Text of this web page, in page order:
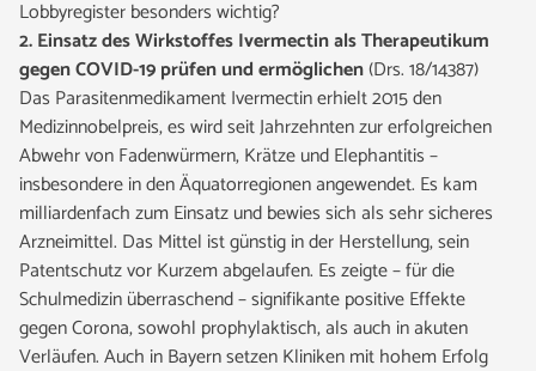
Lobbyregister besonders wichtig?
2. Einsatz des Wirkstoffes Ivermectin als Therapeutikum
gegen COVID-19 prüfen und ermöglichen(Drs. 18/14387)
Das Parasitenmedikament Ivermectin erhielt 2015 den
Medizinnobelpreis, es wird seit Jahrzehnten zur erfolgreichen
Abwehr von Fadenwürmern, Krätze und Elephantitis –
insbesondere in den Äquatorregionen angewendet. Es kam
milliardenfach zum Einsatz und bewies sich als sehr sicheres
Arzneimittel. Das Mittel ist günstig in der Herstellung, sein
Patentschutz vor Kurzem abgelaufen. Es zeigte – für die
Schulmedizin überraschend – signifikante positive Effekte
gegen Corona, sowohl prophylaktisch, als auch in akuten
Verläufen. Auch in Bayern setzen Kliniken mit hohem Erfolg